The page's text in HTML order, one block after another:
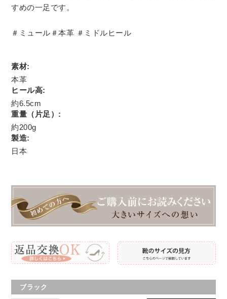
すめの一足です。
＃ミュール＃本革 ＃ミドルヒール
素材:
本革
ヒール高:
約6.5cm
重量（片足）:
約200g
製造:
日本
ブラック